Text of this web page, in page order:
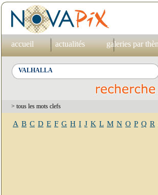
accueil actualités galeries par
> tous les mots clefs
A B C D E F G H I J K L M N O P Q R